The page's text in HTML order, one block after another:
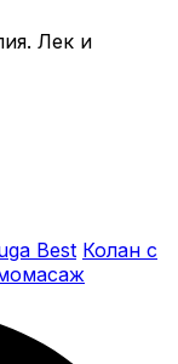
Лек и
Best Колан с